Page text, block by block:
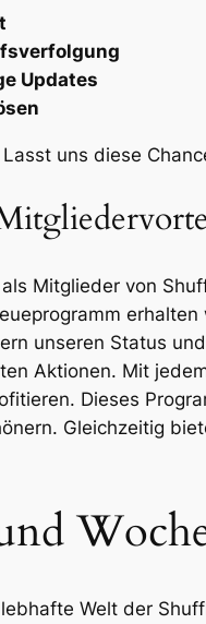
Updates
Lasst uns diese
Mitglieder von
unseren Status
Aktionen. Mit
Dieses
Gleichzeitig
Welt der